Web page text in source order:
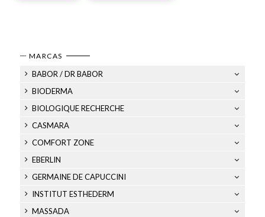
MARCAS
BABOR / DR BABOR
BIODERMA
BIOLOGIQUE RECHERCHE
CASMARA
COMFORT ZONE
EBERLIN
GERMAINE DE CAPUCCINI
INSTITUT ESTHEDERM
MASSADA